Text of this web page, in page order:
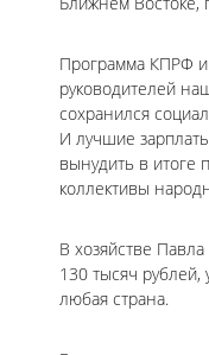
Программа КПРФ и
руководителей
сохранился
И лучшие
вынудить в итоге
коллективы
В хозяйстве
130 тысяч рублей,
любая страна.